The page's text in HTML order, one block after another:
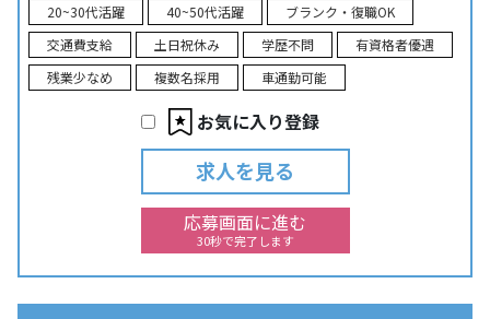
20~30代活躍 40~50代活躍
ブランク・復職OK
交通費支給
土日祝休み 学歴不問
有資格者優遇
残業少なめ
複数名採用 車通勤可能
お気に入り登録
求人を見る
応募画面に進む
30秒で完了します